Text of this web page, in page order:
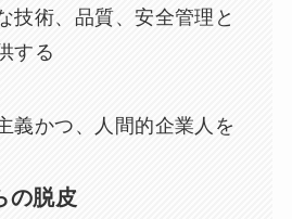
技術、品質、安全管理と
する
義かつ、人間的企業人を
の脱皮